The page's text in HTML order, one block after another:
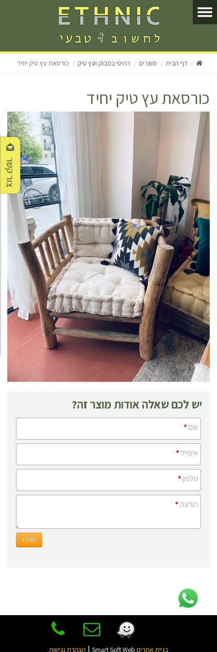
דף הבית מוצרים רהיטי במבוק ועץ טיק כורסאת עץ טיק יחיד
כורסאת עץ טיק יחיד
יש לכם שאלה אודות מוצר זה?
שם*
אימייל*
טלפון*
הודעה*
שלח
בניית אתרים | הצהרת נגישות
צור קשר